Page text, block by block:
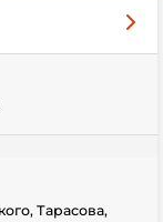
Тарасова,